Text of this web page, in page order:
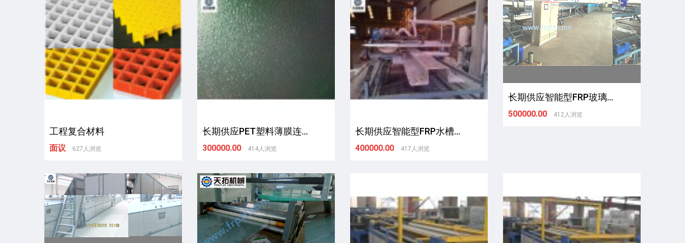
工程复合材料
面议 627人浏览
长期供应PET塑料薄膜连...
300000.00 414人浏览
长期供应智能型FRP水槽...
400000.00 417人浏览
长期供应智能型FRP玻璃...
500000.00 412人浏览